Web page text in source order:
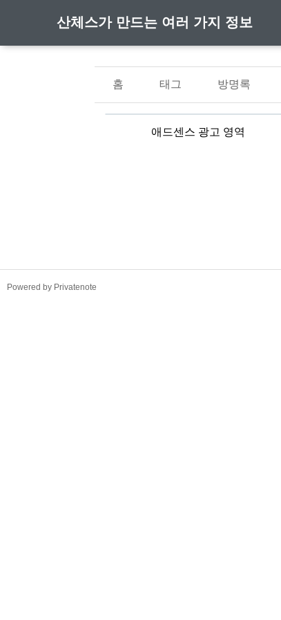
산체스가 만드는 여러 가지 정보
홈 태그 방명록
애드센스 광고 영역
Powered by Privatenote
TistoryWhaleSkin3.4